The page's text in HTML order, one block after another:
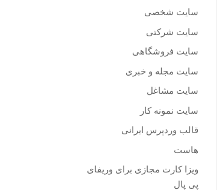
سایت شخصی
سایت شرکتی
سایت فروشگاهی
سایت مجله و خبری
سایت مشاغل
سایت نمونه کار
قالب وردپرس ایرانی
هاست
ویزا کارت مجازی برای وریفای
پی پال